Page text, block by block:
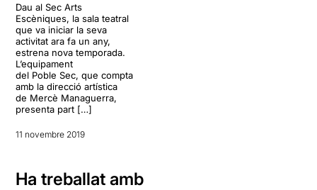
Dau al Sec Arts
Escèniques, la sala teatral
que va iniciar la seva
activitat ara fa un any,
estrena nova temporada.
L’equipament
del Poble Sec, que compta
amb la direcció artística
de Mercè Managuerra,
presenta part […]
11 novembre 2019
Ha treballat amb